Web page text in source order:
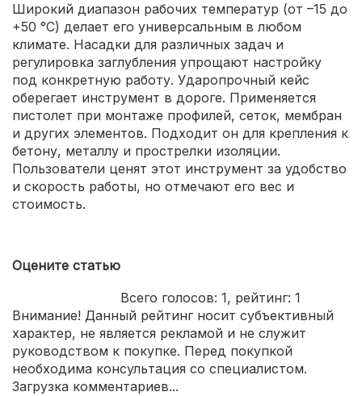
Широкий диапазон рабочих температур (от –15 до
+50 °C) делает его универсальным в любом
климате. Насадки для различных задач и
регулировка заглубления упрощают настройку
под конкретную работу. Ударопрочный кейс
оберегает инструмент в дороге. Применяется
пистолет при монтаже профилей, сеток, мембран
и других элементов. Подходит он для крепления к
бетону, металлу и прострелки изоляции.
Пользователи ценят этот инструмент за удобство
и скорость работы, но отмечают его вес и
стоимость.
Оцените статью
Всего голосов: 1, рейтинг: 1
Внимание! Данный рейтинг носит субъективный
характер, не является рекламой и не служит
руководством к покупке. Перед покупкой
необходима консультация со специалистом.
Загрузка комментариев...